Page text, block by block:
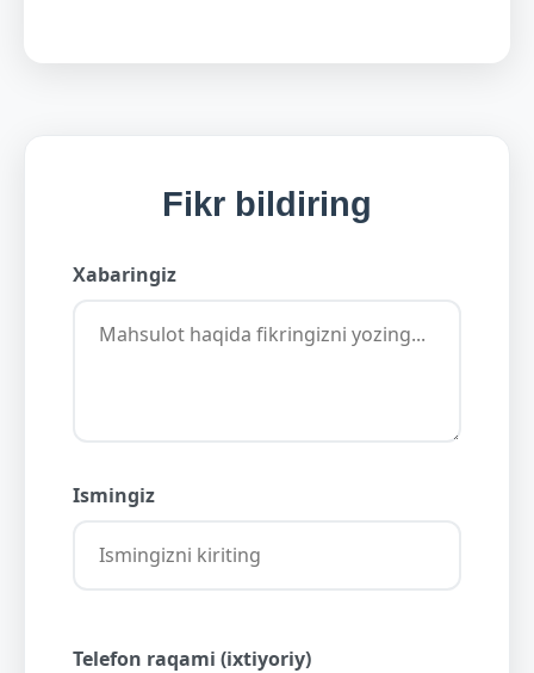
Fikr bildiring
Xabaringiz
Ismingiz
Telefon raqami (ixtiyoriy)